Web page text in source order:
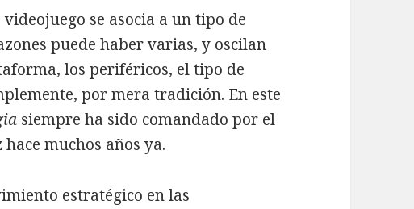
se asocia a un tipo de
puede haber varias, y oscilan
los periféricos, el tipo de
por mera tradición. En este
siempre ha sido comandado por el
muchos años ya.
estratégico en las